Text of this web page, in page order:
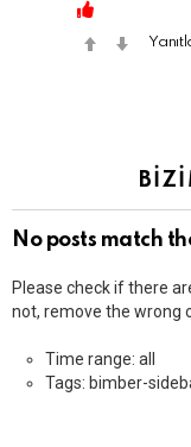
No posts match
Please check if there
not, remove the wrong
Time range: all
Tags: bimber-